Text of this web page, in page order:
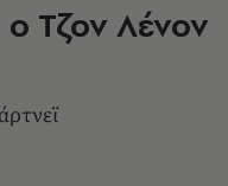
ο Τζον Λένον